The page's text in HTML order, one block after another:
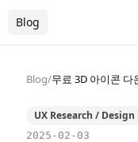
Blog
Blog/무료 3D 아이콘 다
UX Research / Design
2025-02-03